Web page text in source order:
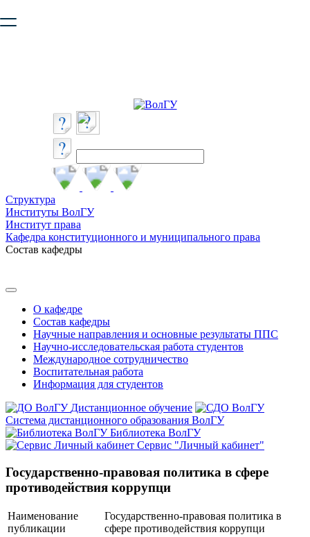
безопасную работу с сайтом. Пожалуйста
Структура
Институты ВолГУ
Институт права
Кафедра конституционного и муниципального права
Состав кафедры
О кафедре
Состав кафедры
Научные направления и основные результаты ППС
Научно-исследовательская работа студентов
Международное сотрудничество
Воспитательная работа
Информация для студентов
Дистанционное обучение
Система дистанционного образования ВолГУ
Библиотека ВолГУ
Сервис "Личный кабинет"
Государственно-правовая политика в сфере
противодействия коррупци
Наименование
публикации
Государственно-правовая политика в
сфере противодействия коррупци